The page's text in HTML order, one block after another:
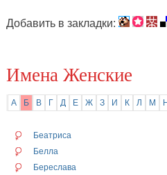
Добавить в закладки:
Имена Женские
А Б В Г Д Е Ж З И К Л М
Беатриса
Белла
Береслава